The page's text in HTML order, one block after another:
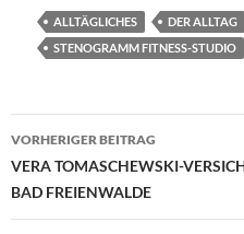
ALLTÄGLICHES DER ALLTAG
STENOGRAMM FITNESS-STUDIO
Beitragsnavigation
VORHERIGER BEITRAG
VERA TOMASCHEWSKI-
BAD FREIENWALDE